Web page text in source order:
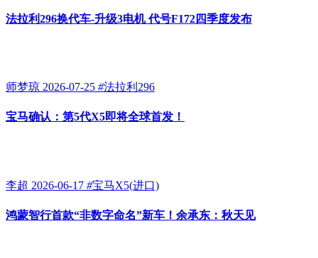
法拉利296换代车-升级3电机 代号F172四季度发布
师梦琼 2026-07-25 #法拉利296
宝马确认：第5代X5即将全球首发！
李超 2026-06-17 #宝马X5(进口)
鸿蒙智行首款“非数字命名”新车！余承东：秋天见